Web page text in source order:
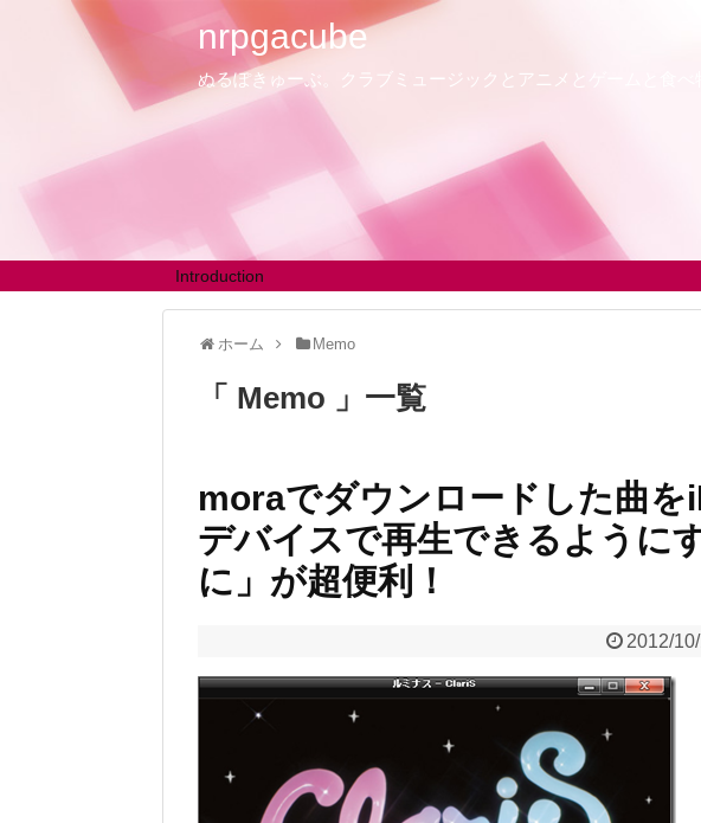
nrpgacube
ぬるぽきゅーぶ。クラブミュージックとアニメとゲームと食べ
Introduction
ホーム Memo
Memo 一覧
moraでダウンロードした曲
デバイスで再生できるように
に」が超便利！
2012/